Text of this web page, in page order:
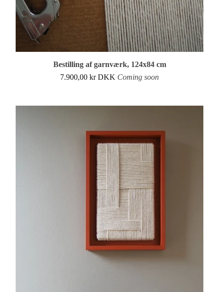
Bestilling af garnværk, 124x84 cm
7.900,00 kr DKK Coming soon